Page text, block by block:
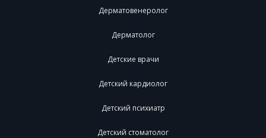
Дерматовенеролог
Дерматолог
Детские врачи
Детский кардиолог
Детский психиатр
Детский стоматолог